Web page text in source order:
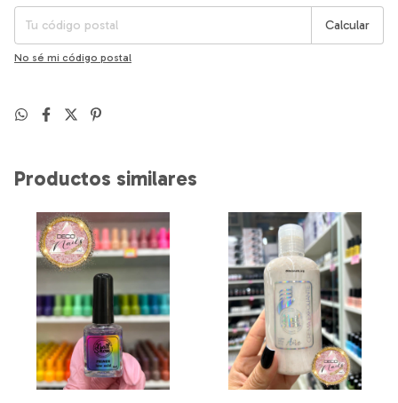
Calcular
No sé mi código postal
Productos similares